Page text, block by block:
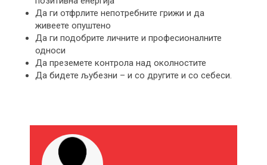
Да ги отфрлите непотребните грижи и да
живеете опуштено
Да ги подобрите личните и професионалните
односи
Да преземете контрола над околностите
Да бидете љубезни – и со другите и со себеси.